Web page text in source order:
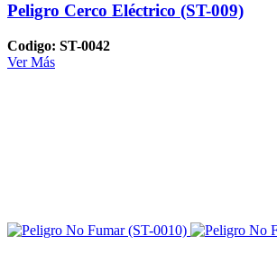
Peligro Cerco Eléctrico (ST-009)
Codigo: ST-0042
Ver Más